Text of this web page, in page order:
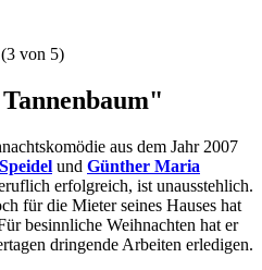
(3 von 5)
aus dem Jahr 2007
und Günther Maria
erfolgreich, ist unausstehlich.
für die Mieter seines Hauses hat
besinnliche Weihnachten hat er
dringende Arbeiten erledigen.